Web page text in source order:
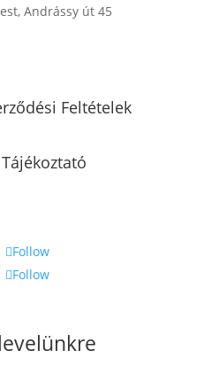
Andrássy út 45
Feltételek
Follow
Follow